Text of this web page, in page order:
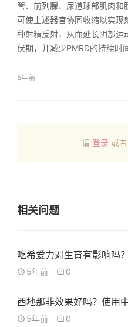
管、前列腺、尿道球部肌肉和
可使上述器官协同收缩以实
种射精反射，从而延长阴部运
伏期，并减少PMRD的持续时间
5年前
请 登录 或者
相关问题
吃希爱力对生育有影响吗？
5年前 0
西地那非效果好吗？使用
5年前 0